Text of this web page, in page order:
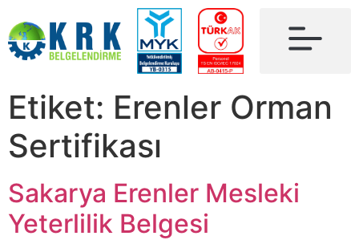
Etiket: Erenler Orman
Sertifikası
Sakarya Erenler Mesleki
Yeterlilik Belgesi